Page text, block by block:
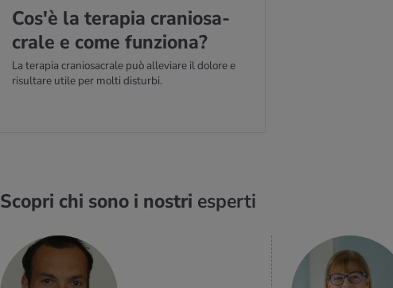
Cos'è la te­ra­pia cra­nio­sa­
cra­le e come fun­zio­na?
La terapia craniosacrale può alleviare il dolore e
risultare utile per molti disturbi.
Scopri chi sono i nostri esperti